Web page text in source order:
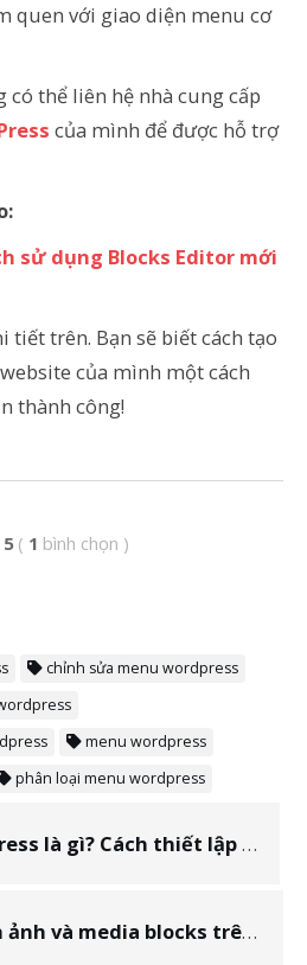
quen với giao diện menu cơ
có thể liên hệ nhà cung cấp
của mình để được hỗ trợ
sử dụng Blocks Editor mới
tiết trên. Bạn sẽ biếtcách tạo
của mình một cách
thành công!
5 ( 1 bình chọn )
chỉnh sửa menu wordpress
menu wordpress
phân loại menu wordpress
Cách thiết lập Setting WordPress
Cách quản trị hình ảnh và media blocks trên WordPress